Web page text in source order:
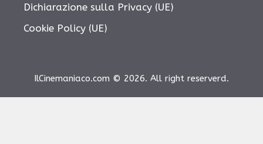
Dichiarazione sulla Privacy (UE)
Cookie Policy (UE)
IlCinemaniaco.com © 2026. All right reserverd.